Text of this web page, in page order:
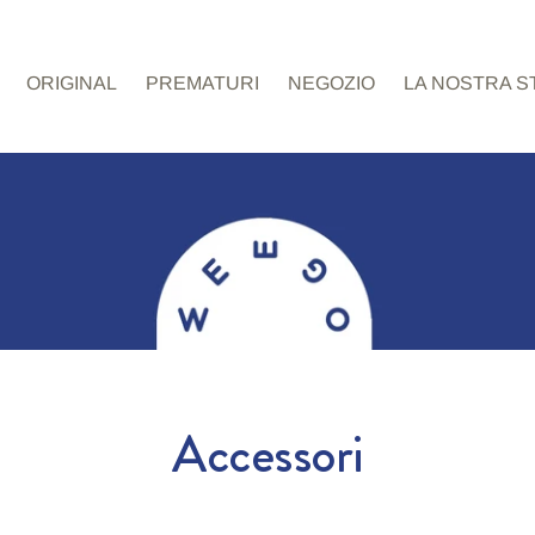
ORIGINAL PREMATURI NEGOZIO LA NOSTRA
Accessori